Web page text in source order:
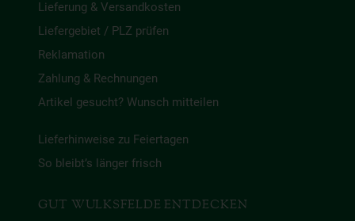
Lieferung & Versandkosten
Liefergebiet / PLZ prüfen
Reklamation
Zahlung & Rechnungen
Artikel gesucht? Wunsch mitteilen
Lieferhinweise zu Feiertagen
So bleibt’s länger frisch
GUT WULKSFELDE ENTDECKEN